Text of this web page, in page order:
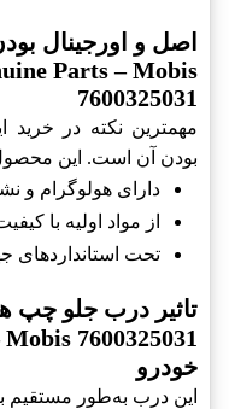
اصل و اورجینال
Parts – Mobis
7600325031
مهمترین نکته در خرید
بودن آن است. این
دارای هولوگرام و
از مواد اولیه با
تحت استانداردهای
خودرو
این درب به‌طور مستقیم